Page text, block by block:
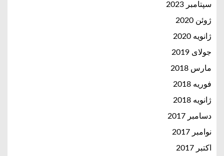
سپتامبر 2023
ژوئن 2020
ژانویه 2020
جولای 2019
مارس 2018
فوریه 2018
ژانویه 2018
دسامبر 2017
نوامبر 2017
اکتبر 2017